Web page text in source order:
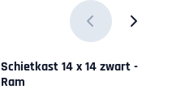
Schietkast 14 x 14 zwart -
Ram